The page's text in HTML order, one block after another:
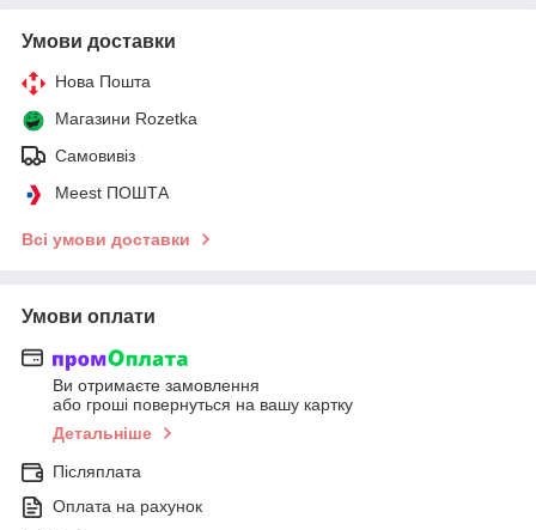
Умови доставки
Нова Пошта
Магазини Rozetka
Самовивіз
Meest ПОШТА
Всі умови доставки
Умови оплати
Ви отримаєте замовлення
або гроші повернуться на вашу картку
Детальніше
Післяплата
Оплата на рахунок